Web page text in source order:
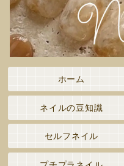
ホーム
ネイルの豆知識
セルフネイル